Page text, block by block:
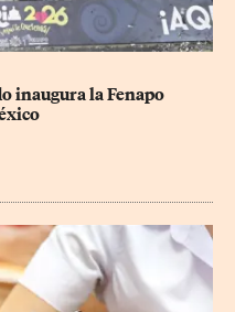
inaugura la Fenapo